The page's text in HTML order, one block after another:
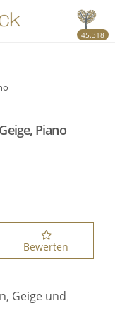
45.318
Piano
Bewerten
Geige und